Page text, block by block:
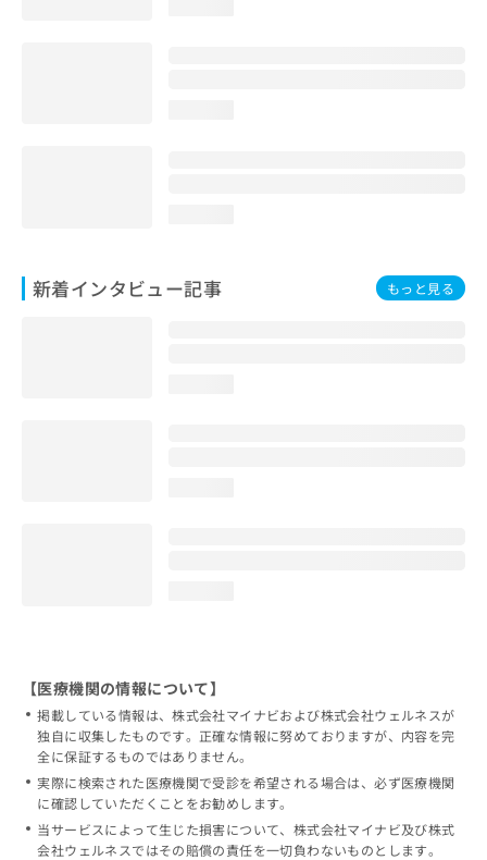
新着インタビュー記事 もっと見る
【医療機関の情報について】
掲載している情報は、株式会社マイナビおよび株式会社ウェルネスが
独自に収集したものです。正確な情報に努めておりますが、内容を完
全に保証するものではありません。
実際に検索された医療機関で受診を希望される場合は、必ず医療機関
に確認していただくことをお勧めします。
当サービスによって生じた損害について、株式会社マイナビ及び株式
会社ウェルネスではその賠償の責任を一切負わないものとします。